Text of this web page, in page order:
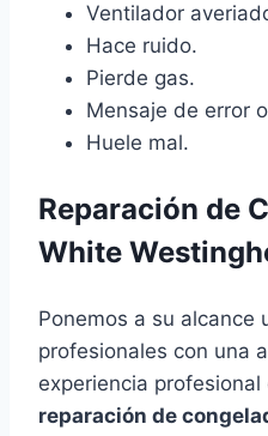
Ventilador
Hace ruido.
Pierde gas.
Mensaje de error
Huele mal.
Reparación de
White
Ponemos a su alcance
profesionales con una
experiencia profesional
reparación de